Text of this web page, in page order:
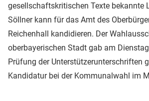
gesellschaftskritischen Texte bekannte
Söllner kann für das Amt des
Reichenhall kandidieren. Der
oberbayerischen Stadt gab am
Prüfung der Unterstützerunterschriften
Kandidatur bei der Kommunalwahl im